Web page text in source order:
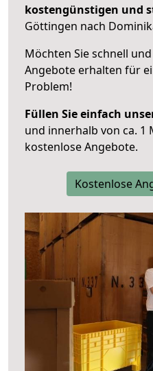
kostengünstigen und
Göttingen nach
Möchten Sie schnell
Angebote erhalten für
Problem!
Füllen Sie einfach
und innerhalb von ca. 1
kostenlose Angebote.
Kostenlose